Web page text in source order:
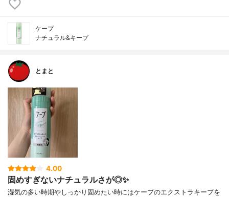
ケープ
ナチュラル&キープ
とまと
4.00
固めすぎないナチュラルさが◎✨
湿気の多い時期やしっかり固めたい時にはケープのエクストラキープを